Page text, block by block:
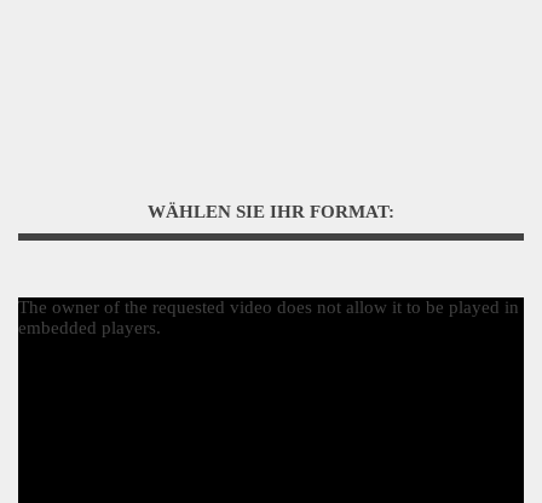
WÄHLEN SIE IHR FORMAT:
The owner of the requested video does not allow it to be played in
embedded players.